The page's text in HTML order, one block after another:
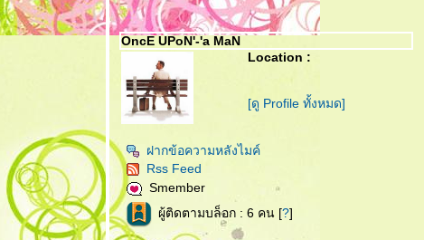
OncE UPoN'-'a MaN
Location :
[ดู Profile ทั้งหมด]
ฝากข้อความหลังไมค์
Rss Feed
Smember
ผู้ติดตามบล็อก : 6 คน [?]